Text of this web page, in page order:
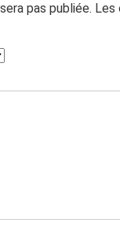
pas publiée. Les